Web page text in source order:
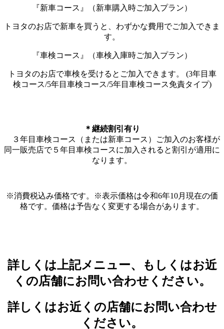
『新車コース』（新車購入時ご加入プラン）
トヨタのお店で新車を買うと、わずかな費用でご加入できま
す。
『車検コース』（車検入庫時ご加入プラン）
トヨタのお店で車検を受けるとご加入できます。 (3年目車
検コース/5年目車検コース/5年目車検コース免責タイプ)
＊継続割引有り
３年目車検コース（または新車コース）ご加入のお客様が
同一販売店で５年目車検コースに加入されると割引が適用に
なります。
※消費税込み価格です。※表示価格は令和6年10月現在の価
格です。価格は予告なく変更する場合があります。
詳しくは上記メニュー、もしくはお近
くの店舗にお問い合わせください。
詳しくはお近くの店舗にお問い合わせ
ください。